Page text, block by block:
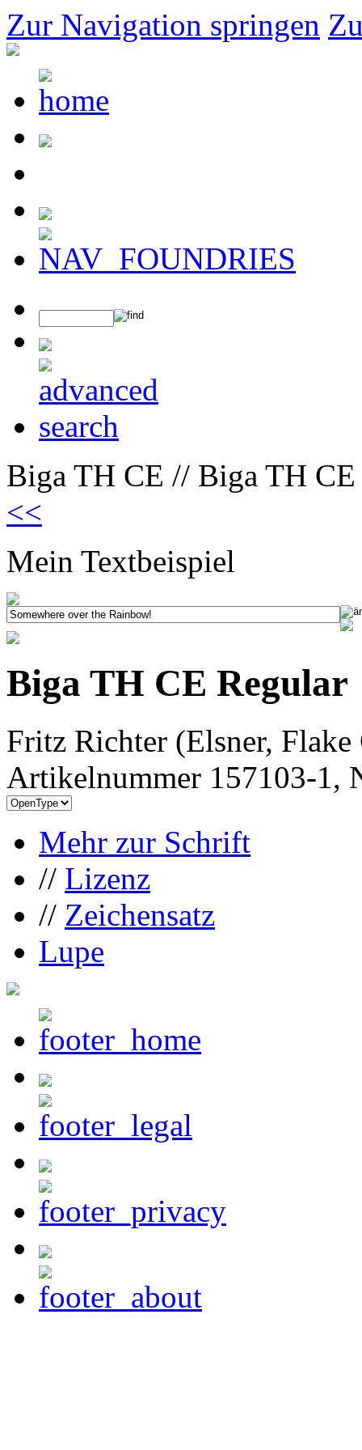
Zur Navigation springen
Biga TH CE // Biga TH
<<
Mein Textbeispiel
Biga TH CE Regular
Fritz Richter (Elsner,
Artikelnummer 157103-1,
Mehr zur Schrift
// Lizenz
// Zeichensatz
Lupe